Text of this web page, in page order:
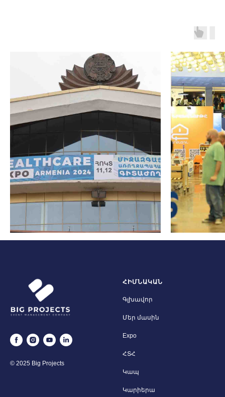
© 2025 Big Projects
ՀԻՄՆԱԿԱՆ
Գլխավոր
Մեր մասին
Expo
ՀՏՀ
Կապ
Կարիերա